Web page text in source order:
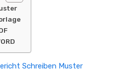
Schreiben Muster